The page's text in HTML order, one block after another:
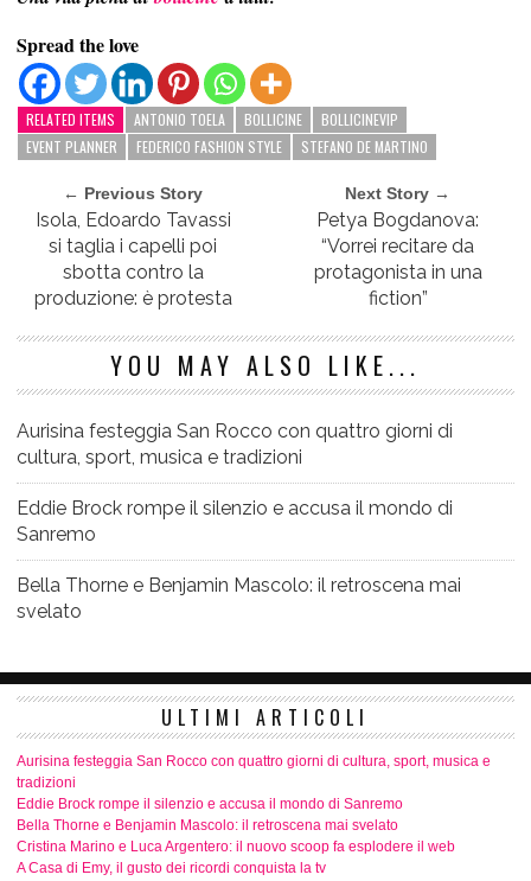
Spread the love
RELATED ITEMS ANTONIO TOELA BOLLICINE
BOLLICINEVIP
EVENT PLANNER
FEDERICO FASHION STYLE STEFANO DE MARTINO
← Previous Story
Isola, Edoardo Tavassi
si taglia i capelli poi
sbotta contro la
produzione: è protesta
Next Story →
Petya Bogdanova:
“Vorrei recitare da
protagonista in una
fiction”
YOU MAY ALSO LIKE...
Aurisina festeggia San Rocco con quattro giorni di
cultura, sport, musica e tradizioni
Eddie Brock rompe il silenzio e accusa il mondo di
Sanremo
Bella Thorne e Benjamin Mascolo: il retroscena mai
svelato
ULTIMI ARTICOLI
Aurisina festeggia San Rocco con quattro giorni di cultura, sport, musica e
tradizioni
Eddie Brock rompe il silenzio e accusa il mondo di Sanremo
Bella Thorne e Benjamin Mascolo: il retroscena mai svelato
Cristina Marino e Luca Argentero: il nuovo scoop fa esplodere il web
A Casa di Emy, il gusto dei ricordi conquista la tv